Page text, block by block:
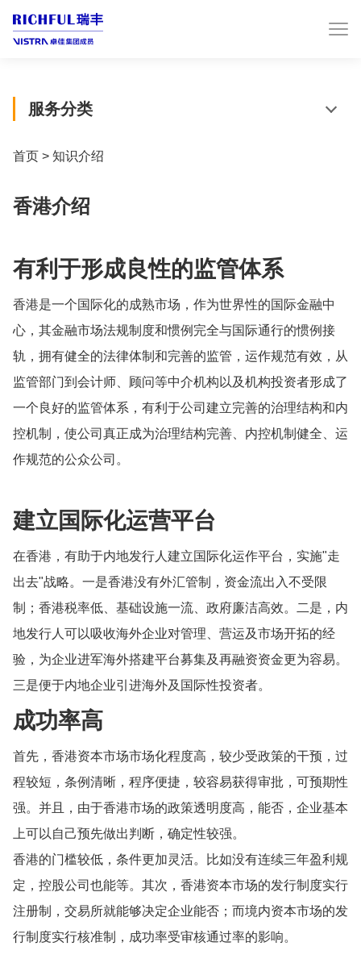
服务分类
首页 > 知识介绍
香港介绍
有利于形成良性的监管体系
香港是一个国际化的成熟市场，作为世界性的国际金融中
心，其金融市场法规制度和惯例完全与国际通行的惯例接
轨，拥有健全的法律体制和完善的监管，运作规范有效，从
监管部门到会计师、顾问等中介机构以及机构投资者形成了
一个良好的监管体系，有利于公司建立完善的治理结构和内
控机制，使公司真正成为治理结构完善、内控机制健全、运
作规范的公众公司。
建立国际化运营平台
在香港，有助于内地发行人建立国际化运作平台，实施"走
出去"战略。一是香港没有外汇管制，资金流出入不受限
制；香港税率低、基础设施一流、政府廉洁高效。二是，内
地发行人可以吸收海外企业对管理、营运及市场开拓的经
验，为企业进军海外搭建平台募集及再融资资金更为容易。
三是便于内地企业引进海外及国际性投资者。
成功率高
首先，香港资本市场市场化程度高，较少受政策的干预，过
程较短，条例清晰，程序便捷，较容易获得审批，可预期性
强。并且，由于香港市场的政策透明度高，能否，企业基本
上可以自己预先做出判断，确定性较强。
香港的门槛较低，条件更加灵活。比如没有连续三年盈利规
定，控股公司也能等。其次，香港资本市场的发行制度实行
注册制，交易所就能够决定企业能否；而境内资本市场的发
行制度实行核准制，成功率受审核通过率的影响。